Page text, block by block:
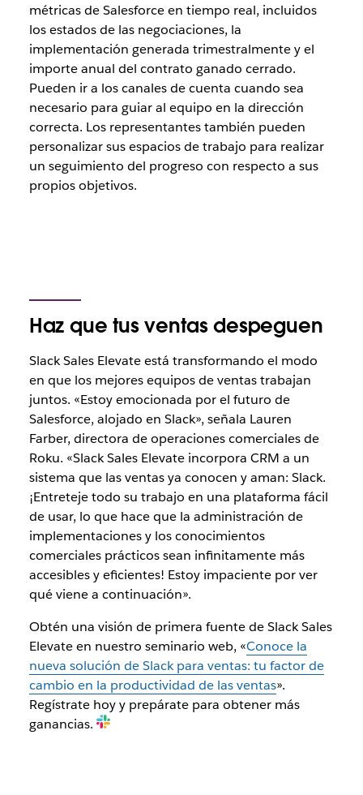
métricas de Salesforce en tiempo real, incluidos
los estados de las negociaciones, la
implementación generada trimestralmente y el
importe anual del contrato ganado cerrado.
Pueden ir a los canales de cuenta cuando sea
necesario para guiar al equipo en la dirección
correcta. Los representantes también pueden
personalizar sus espacios de trabajo para realizar
un seguimiento del progreso con respecto a sus
propios objetivos.
Haz que tus ventas despeguen
Slack Sales Elevate está transformando el modo
en que los mejores equipos de ventas trabajan
juntos. «Estoy emocionada por el futuro de
Salesforce, alojado en Slack», señala Lauren
Farber, directora de operaciones comerciales de
Roku. «Slack Sales Elevate incorpora CRM a un
sistema que las ventas ya conocen y aman: Slack.
¡Entreteje todo su trabajo en una plataforma fácil
de usar, lo que hace que la administración de
implementaciones y los conocimientos
comerciales prácticos sean infinitamente más
accesibles y eficientes! Estoy impaciente por ver
qué viene a continuación».
Obtén una visión de primera fuente de Slack Sales
Elevate en nuestro seminario web, «Conoce la
nueva solución de Slack para ventas: tu factor de
cambio en la productividad de las ventas».
Regístrate hoy y prepárate para obtener más
ganancias.